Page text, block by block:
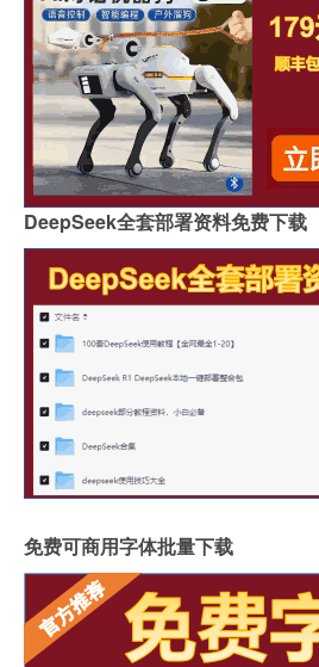
DeepSeek全套部署资料免费下载
免费可商用字体批量下载